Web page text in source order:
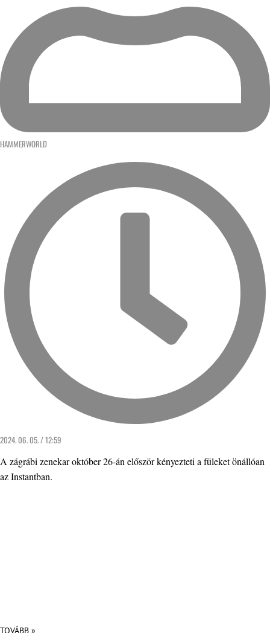
HAMMERWORLD
2024. 06. 05. / 12:59
A zágrábi zenekar október 26-án először kényezteti a füleket önállóan
az Instantban.
TOVÁBB »